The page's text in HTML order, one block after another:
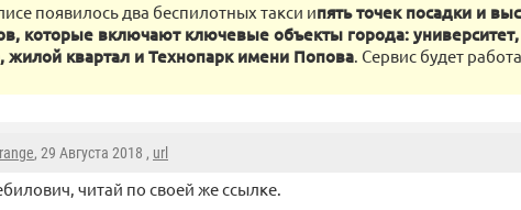
появилось два беспилотных такси ипять точек посадки и
которые включают ключевые объекты города: университет,
жилой квартал и Технопарк имени Попова. Сервис будет
, 29 Августа 2018 , url
читай по своей же ссылке.